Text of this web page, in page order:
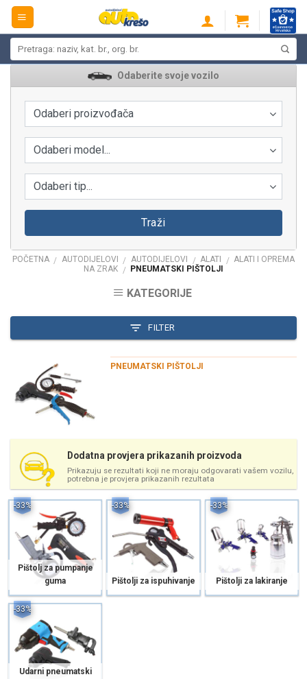
Skip
content
Odaberite svoje vozilo
Odaberi proizvođača
Odaberi model...
Odaberi tip...
Traži
POČETNA / AUTODIJELOVI / AUTODIJELOVI / ALATI / ALATI I OPREMA
NA ZRAK / PNEUMATSKI PIŠTOLJI
KATEGORIJE
FILTER
PNEUMATSKI PIŠTOLJI
Dodatna provjera prikazanih proizvoda
Prikazuju se rezultati koji ne moraju odgovarati vašem vozilu,
potrebna je provjera prikazanih rezultata
Pištolj za pumpanje
guma
-33%
Pištolji za ispuhivanje
-33%
Pištolji za lakiranje
-33%
Udarni pneumatski
-33%